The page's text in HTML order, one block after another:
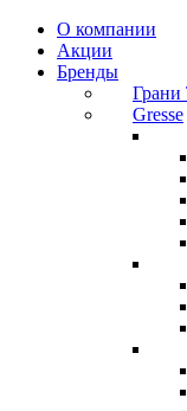
О компании
Акции
Бренды
Грани
Gresse